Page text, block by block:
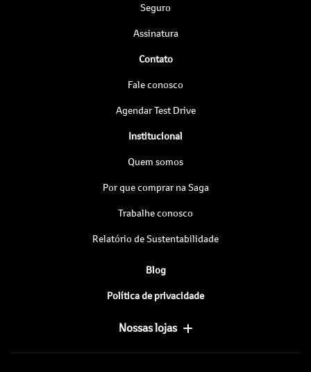
Seguro
Assinatura
Contato
Fale conosco
Agendar Test Drive
Institucional
Quem somos
Por que comprar na Saga
Trabalhe conosco
Relatório de Sustentabilidade
Blog
Política de privacidade
Nossas lojas